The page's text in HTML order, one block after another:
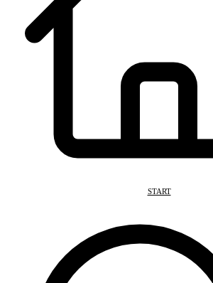
START